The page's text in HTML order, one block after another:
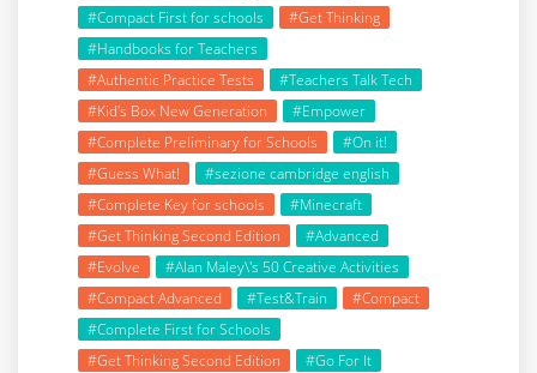
#Compact First for schools
#Get Thinking
#Handbooks for Teachers
#Authentic Practice Tests
#Teachers Talk Tech
#Kid's Box New Generation
#Empower
#Complete Preliminary for Schools
#On it!
#Guess What!
#sezione cambridge english
#Complete Key for schools
#Minecraft
#Get Thinking Second Edition
#Advanced
#Evolve
#Alan Maley\'s 50 Creative Activities
#Compact Advanced
#Test&Train
#Compact
#Complete First for Schools
#Get Thinking Second Edition
#Go For It